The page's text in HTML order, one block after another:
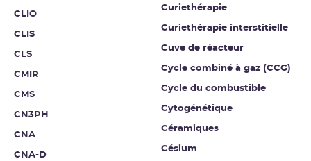
CLIO
CLIS
CLS
CMIR
CMS
CN3PH
CNA
CNA-D
Curiethérapie
Curiethérapie interstitielle
Cuve de réacteur
Cycle combiné à gaz (CCG)
Cycle du combustible
Cytogénétique
Céramiques
Césium